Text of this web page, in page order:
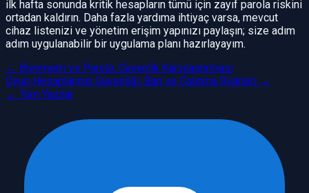
ilk hafta sonunda kritik hesapların tümü için zayıf parola riskini
ortadan kaldırın. Daha fazla yardıma ihtiyaç varsa, mevcut
cihaz listenizi ve yönetim erişim yapınızı paylaşın; size adım
adım uygulanabilir bir uygulama planı hazırlayayım.
← Biyometri vs Parola: Güvenlik Karşılaştırması
Oyun Hesaplarının Güvenliği: Ban ve Çalınma Riskleri →
← Tüm Yazılar